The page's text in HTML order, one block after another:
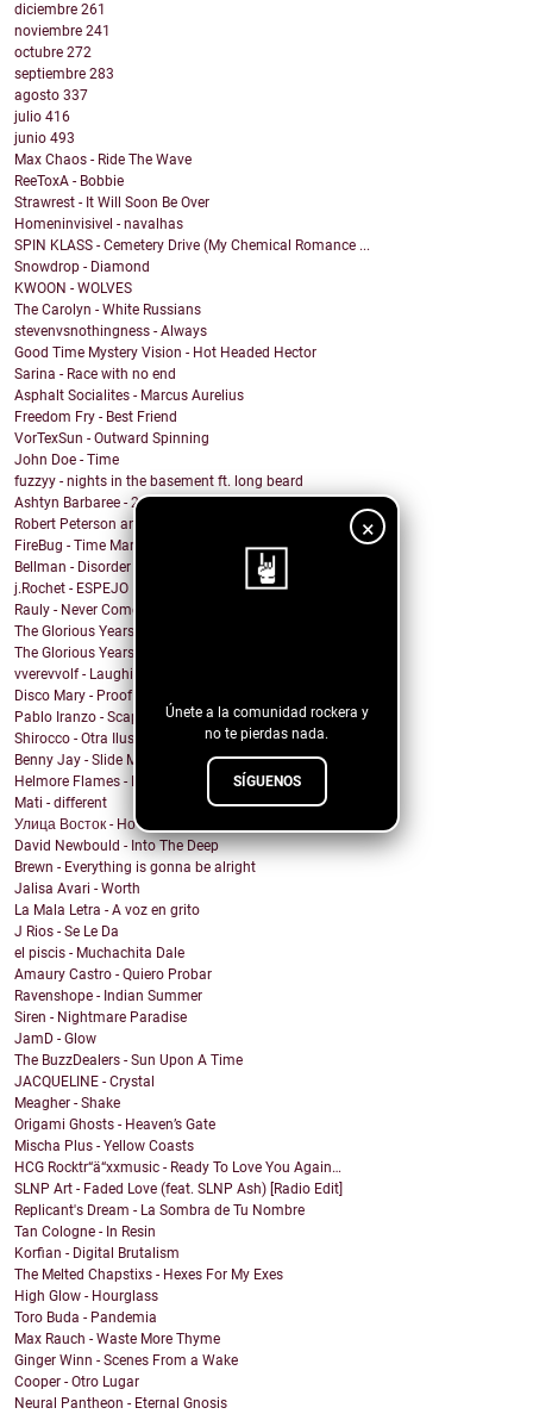
×
Únete a la comunidad rockera y
no te pierdas nada.
SÍGUENOS
diciembre 261
noviembre 241
octubre 272
septiembre 283
agosto 337
julio 416
junio 493
Max Chaos - Ride The Wave
ReeToxA - Bobbie
Strawrest - It Will Soon Be Over
Homeninvisivel - navalhas
SPIN KLASS - Cemetery Drive (My Chemical Romance ...
Snowdrop - Diamond
KWOON - WOLVES
The Carolyn - White Russians
stevenvsnothingness - Always
Good Time Mystery Vision - Hot Headed Hector
Sarina - Race with no end
Asphalt Socialites - Marcus Aurelius
Freedom Fry - Best Friend
VorTexSun - Outward Spinning
John Doe - Time
fuzzyy - nights in the basement ft. long beard
Ashtyn Barbaree - 2am Shadow (Piano Version)
Robert Peterson and The Crusade - Of All The World
FireBug - Time Marches On
Bellman - Disorder
j.Rochet - ESPEJO
Rauly - Never Come Back
The Glorious Years - Cosmic Behaviour
The Glorious Years - Sweet Imperfections
vverevvolf - Laughing Til I Cry
Disco Mary - Proof
Pablo Iranzo - Scapegoat (Single Edit)
Shirocco - Otra Ilusión
Benny Jay - Slide My Way
Helmore Flames - E Pluribus Unum
Mati - different
Улица Восток - Ночь
David Newbould - Into The Deep
Brewn - Everything is gonna be alright
Jalisa Avari - Worth
La Mala Letra - A voz en grito
J Rios - Se Le Da
el piscis - Muchachita Dale
Amaury Castro - Quiero Probar
Ravenshope - Indian Summer
Siren - Nightmare Paradise
JamD - Glow
The BuzzDealers - Sun Upon A Time
JACQUELINE - Crystal
Meagher - Shake
Origami Ghosts - Heaven’s Gate
Mischa Plus - Yellow Coasts
HCG Rocktr“ä“xxmusic - Ready To Love You Again…
SLNP Art - Faded Love (feat. SLNP Ash) [Radio Edit]
Replicant's Dream - La Sombra de Tu Nombre
Tan Cologne - In Resin
Korfian - Digital Brutalism
The Melted Chapstixs - Hexes For My Exes
High Glow - Hourglass
Toro Buda - Pandemia
Max Rauch - Waste More Thyme
Ginger Winn - Scenes From a Wake
Cooper - Otro Lugar
Neural Pantheon - Eternal Gnosis